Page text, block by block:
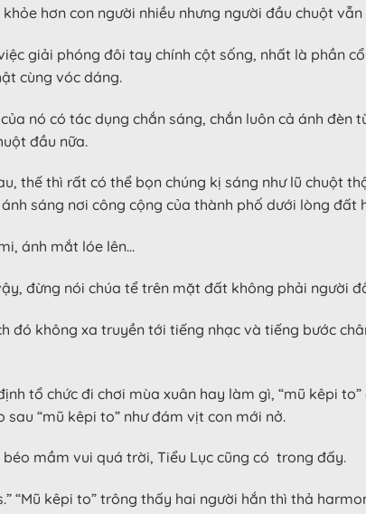
khỏe hơn con người nhiều nhưng người đầu chuột
giải phóng đôi tay chính cột sống, nhất là phần
cùng vóc dáng.
nó có tác dụng chắn sáng, chắn luôn cả ánh
đầu nữa.
thế thì rất có thể bọn chúng kị sáng như lũ chuột
ánh sáng nơi công cộng của thành phố dưới lòng
ánh mắt lóe lên…
đừng nói chúa tể trên mặt đất không phải người
đó không xa truyền tới tiếng nhạc và tiếng bước
tổ chức đi chơi mùa xuân hay làm gì, “mũ kêpi
sau “mũ kêpi to” như đám vịt con mới nở.
béo mầm vui quá trời, Tiểu Lục cũng có trong đấy.
“Mũ kêpi to” trông thấy hai người hắn thì thả